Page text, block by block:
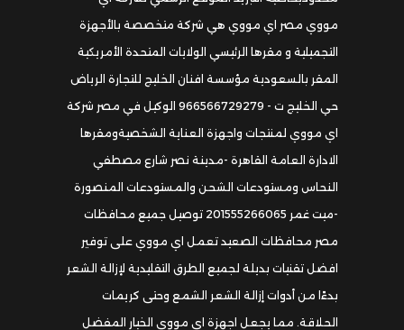
مووي مصر اي مووي هي شركة متخصصة بالأجهزة
التجميلية و مقرها الرئيسي الولايات المتحدة الأمريكية
المقر بالسعودية مؤسسة افنان الخليج للتجارة الرياض
حي الخليج ت - 966566729279 الوكيل في مصر شركة
اي مووي لمنتجات واجهزة العناية الشخصيةومقرها
الادارة العامة القاهرة -مدينة نصر شارع مصطفي
النحاس ومستودعات الشحن والمستودعات المنصورة
-ميت غمر 201555266065 توصيل جميع محافظات
مصر محافظات الصعيد تعمل اي مووي على توفير
افضل تقنيات بديلة لجميع الطرق التقليدية لإزالة الشعر
بدءًا من أدوات إزالة الشعر الشمع وحتى كريمات
الحلاقة. مما يجعل اجهزة اي مووي الخيار المفضل